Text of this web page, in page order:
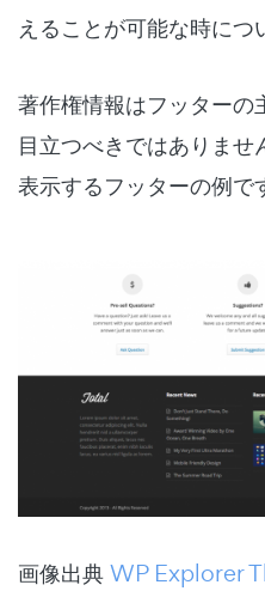
えることが可能な時につ
著作権情報はフッターの
目立つべきではありま
表示するフッターの例で
画像出典WP Explorer